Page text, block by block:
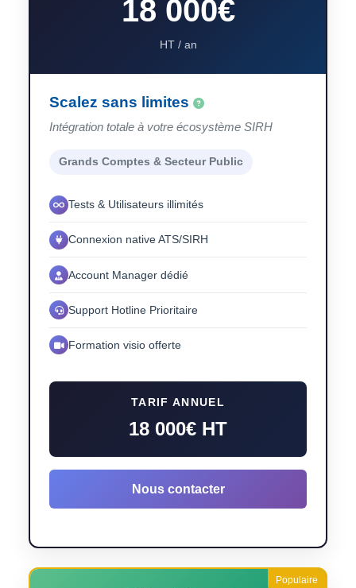
18 000€
HT / an
Scalez sans limites
Intégration totale à votre écosystème SIRH
Grands Comptes & Secteur Public
Tests & Utilisateurs illimités
Connexion native ATS/SIRH
Account Manager dédié
Support Hotline Prioritaire
Formation visio offerte
TARIF ANNUEL
18 000€ HT
Nous contacter